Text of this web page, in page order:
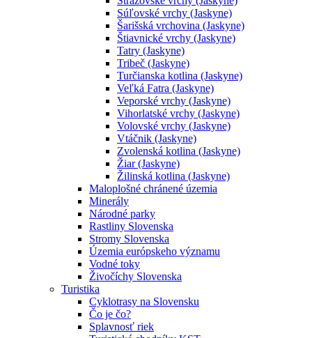
Súľovské vrchy (Jaskyne)
Šarišská vrchovina (Jaskyne)
Štiavnické vrchy (Jaskyne)
Tatry (Jaskyne)
Tribeč (Jaskyne)
Turčianska kotlina (Jaskyne)
Veľká Fatra (Jaskyne)
Veporské vrchy (Jaskyne)
Vihorlatské vrchy (Jaskyne)
Volovské vrchy (Jaskyne)
Vtáčnik (Jaskyne)
Zvolenská kotlina (Jaskyne)
Žiar (Jaskyne)
Žilinská kotlina (Jaskyne)
Maloplošné chránené územia
Minerály
Národné parky
Rastliny Slovenska
Stromy Slovenska
Územia európskeho významu
Vodné toky
Živočíchy Slovenska
Turistika
Cyklotrasy na Slovensku
Čo je čo?
Splavnosť riek